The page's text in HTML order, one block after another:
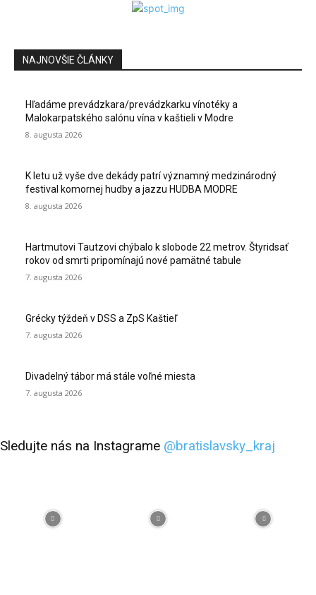
NAJNOVŠIE ČLÁNKY
Hľadáme prevádzkara/prevádzkarku vínotéky a
Malokarpatského salónu vína v kaštieli v Modre
8. augusta 2026
K letu už vyše dve dekády patrí významný medzinárodný
festival komornej hudby a jazzu HUDBA MODRE
8. augusta 2026
Hartmutovi Tautzovi chýbalo k slobode 22 metrov. Štyridsať
rokov od smrti pripomínajú nové pamätné tabule
7. augusta 2026
Grécky týždeň v DSS a ZpS Kaštieľ
7. augusta 2026
Divadelný tábor má stále voľné miesta
7. augusta 2026
Sledujte nás na Instagrame @bratislavsky_kraj